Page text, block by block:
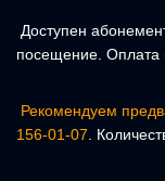
Доступен
посещение. Оплата
Рекомендуем
156-01-07 .